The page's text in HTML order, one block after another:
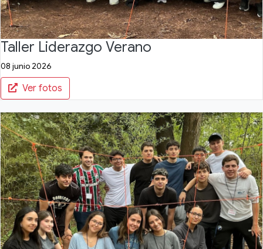
Taller Liderazgo Verano
08 junio 2026
Ver fotos